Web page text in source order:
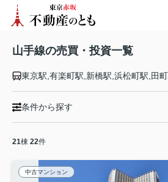
山手線の売買・投資一覧
条件から探す
21棟 22件
中古マンション